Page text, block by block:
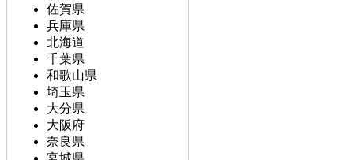
佐賀県
兵庫県
北海道
千葉県
和歌山県
埼玉県
大分県
大阪府
奈良県